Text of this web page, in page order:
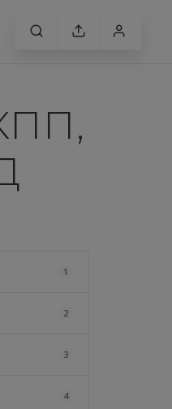
1
2
3
4